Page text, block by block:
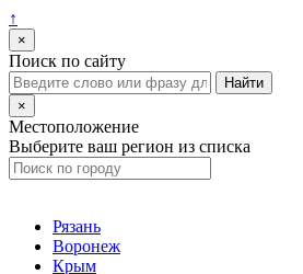
↑
×
Поиск по сайту
×
Местоположение
Выберите ваш регион из списка
Рязань
Воронеж
Крым